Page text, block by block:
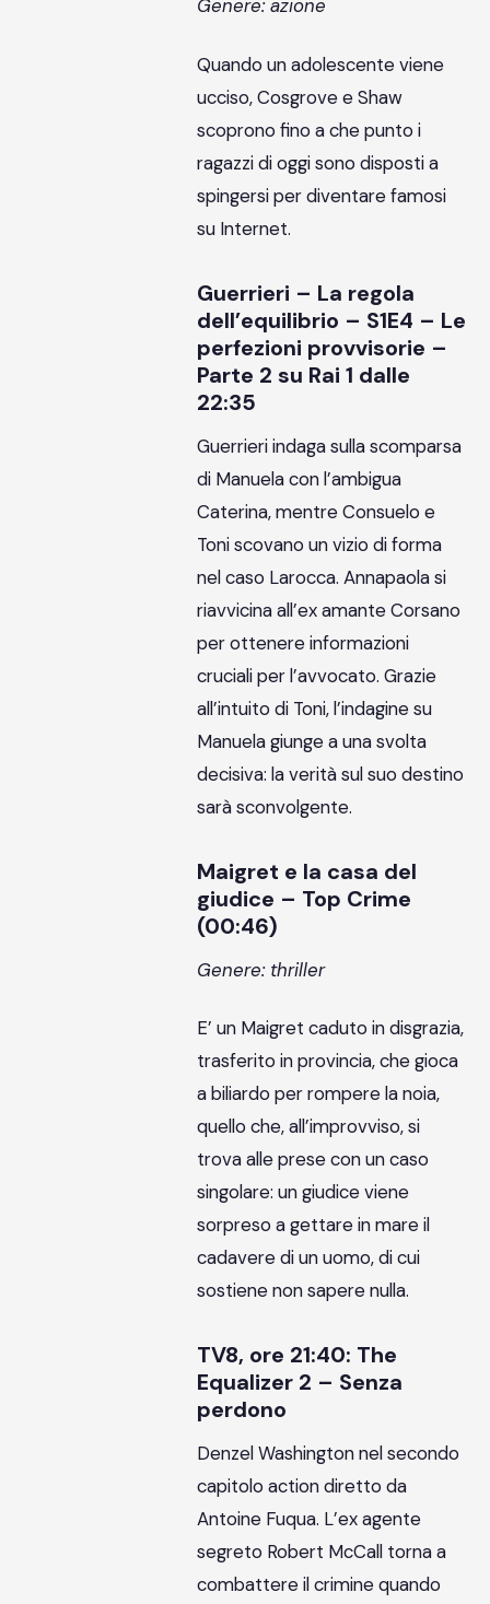
Genere: azione
Quando un adolescente viene
ucciso, Cosgrove e Shaw
scoprono fino a che punto i
ragazzi di oggi sono disposti a
spingersi per diventare famosi
su Internet.
Guerrieri – La regola
dell’equilibrio – S1E4 – Le
perfezioni provvisorie –
Parte 2 su Rai 1 dalle
22:35
Guerrieri indaga sulla scomparsa
di Manuela con l’ambigua
Caterina, mentre Consuelo e
Toni scovano un vizio di forma
nel caso Larocca. Annapaola si
riavvicina all’ex amante Corsano
per ottenere informazioni
cruciali per l’avvocato. Grazie
all’intuito di Toni, l’indagine su
Manuela giunge a una svolta
decisiva: la verità sul suo destino
sarà sconvolgente.
Maigret e la casa del
giudice – Top Crime
(00:46)
Genere: thriller
E’ un Maigret caduto in disgrazia,
trasferito in provincia, che gioca
a biliardo per rompere la noia,
quello che, all’improvviso, si
trova alle prese con un caso
singolare: un giudice viene
sorpreso a gettare in mare il
cadavere di un uomo, di cui
sostiene non sapere nulla.
TV8, ore 21:40: The
Equalizer 2 – Senza
perdono
Denzel Washington nel secondo
capitolo action diretto da
Antoine Fuqua. L’ex agente
segreto Robert McCall torna a
combattere il crimine quando